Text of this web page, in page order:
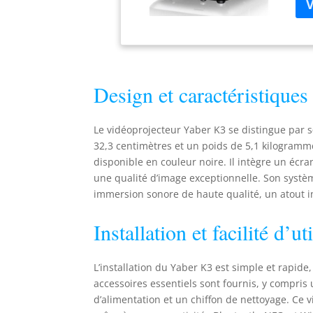
les
Design et
Le vidéoprojecteur Yaber K3 se distingue par
32,3 centimètres et un poids de 5,1
disponible en couleur noire. Il intègre un
une qualité d’image exceptionnelle. Son
immersion sonore de haute qualité, un atout
Installation et facilité
L’installation du Yaber K3 est simple et
accessoires essentiels sont fournis, y
d’alimentation et un chiffon de nettoyage.